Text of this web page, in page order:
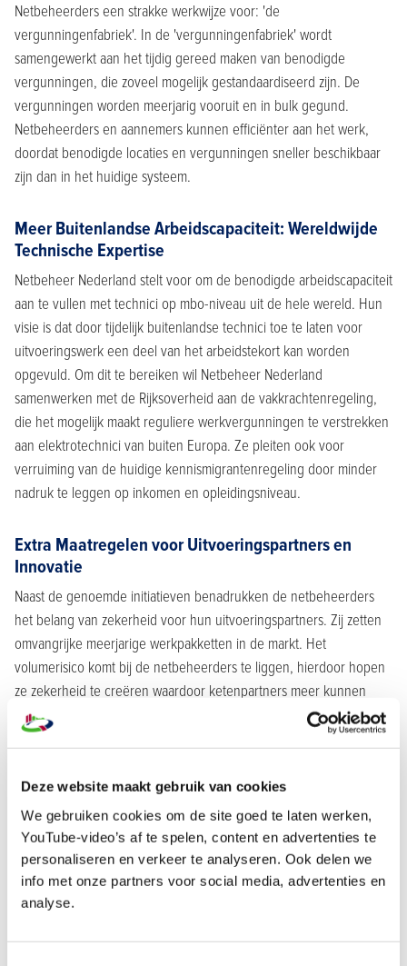
Deze website maakt gebruik van cookies
We gebruiken cookies om de site goed te laten werken,
YouTube-video’s af te spelen, content en advertenties te
personaliseren en verkeer te analyseren. Ook delen we
info met onze partners voor social media, advertenties en
analyse.
Netbeheerders een strakke werkwijze voor: 'de
vergunningenfabriek'. In de 'vergunningenfabriek' wordt
samengewerkt aan het tijdig gereed maken van benodigde
vergunningen, die zoveel mogelijk gestandaardiseerd zijn. De
vergunningen worden meerjarig vooruit en in bulk gegund.
Netbeheerders en aannemers kunnen efficiënter aan het werk,
doordat benodigde locaties en vergunningen sneller beschikbaar
zijn dan in het huidige systeem.
Meer Buitenlandse Arbeidscapaciteit: Wereldwijde
Technische Expertise
Netbeheer Nederland stelt voor om de benodigde arbeidscapaciteit
aan te vullen met technici op mbo-niveau uit de hele wereld. Hun
visie is dat door tijdelijk buitenlandse technici toe te laten voor
uitvoeringswerk een deel van het arbeidstekort kan worden
opgevuld. Om dit te bereiken wil Netbeheer Nederland
samenwerken met de Rijksoverheid aan de vakkrachtenregeling,
die het mogelijk maakt reguliere werkvergunningen te verstrekken
aan elektrotechnici van buiten Europa. Ze pleiten ook voor
verruiming van de huidige kennismigrantenregeling door minder
nadruk te leggen op inkomen en opleidingsniveau.
Extra Maatregelen voor Uitvoeringspartners en
Innovatie
Naast de genoemde initiatieven benadrukken de netbeheerders
het belang van zekerheid voor hun uitvoeringspartners. Zij zetten
omvangrijke meerjarige werkpakketten in de markt. Het
volumerisico komt bij de netbeheerders te liggen, hierdoor hopen
ze zekerheid te creëren waardoor ketenpartners meer kunnen
investeren in opschaling, opleiding, kennis en innovatie. Tot slot
benadrukken de netbeheerders de noodzaak om te innoveren en
gekwalificeerde technici en daarom zullen ze samenwerken met
ketenpartners om te focussen op innovaties die de
productiesnelheid verhogen. Dit omvat onder andere
standaardisatie, modulaire oplossingen en technologische
verbeteringen.